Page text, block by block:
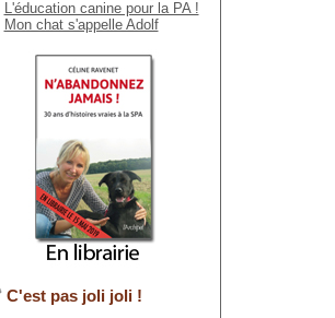
L'éducation canine pour la PA !
Mon chat s'appelle Adolf
C'est pas joli joli !